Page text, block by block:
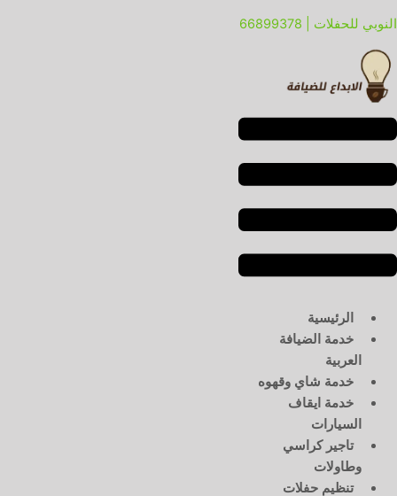
إلى
المحتوى
النوبي للحفلات | 66899378
الرئيسية
خدمة الضيافة
العربية
خدمة شاي وقهوه
خدمة ايقاف
السيارات
تاجير كراسي
وطاولات
تنظيم حفلات